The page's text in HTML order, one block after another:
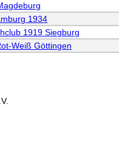
1934
1919 Siegburg
Weiß Göttingen